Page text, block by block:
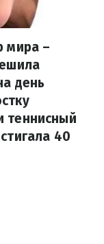
мира –
день
теннисный
40